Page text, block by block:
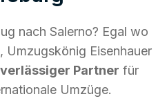
nach Salerno? Egal wo
Umzugskönig Eisenhauer
Partner für
Umzüge.